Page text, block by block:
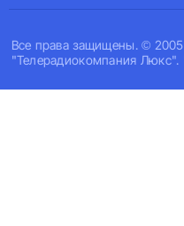
Все права защищены. ©
"Телерадиокомпания Люкс".